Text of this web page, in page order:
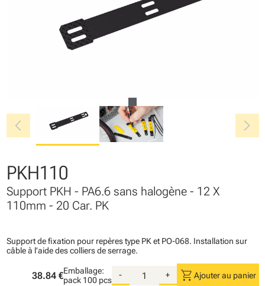
chevron_left chevron_right
PKH110
Support PKH - PA6.6 sans halogène - 12 X
110mm - 20 Car. PK
Support de fixation pour repères type PK et PO-068. Installation sur
câble à l’aide des colliers de serrage.
38.84 €Emballage:
pack 100 pcs
- + shopping_cart Ajouter au panier